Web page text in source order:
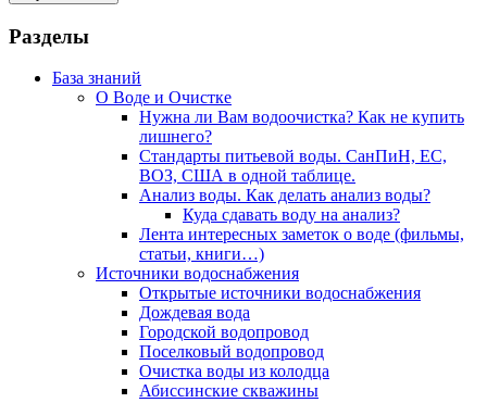
Разделы
База знаний
О Воде и Очистке
Нужна ли Вам водоочистка? Как не купить
лишнего?
Стандарты питьевой воды. СанПиН, ЕС,
ВОЗ, США в одной таблице.
Анализ воды. Как делать анализ воды?
Куда сдавать воду на анализ?
Лента интересных заметок о воде (фильмы,
статьи, книги…)
Источники водоснабжения
Открытые источники водоснабжения
Дождевая вода
Городской водопровод
Поселковый водопровод
Очистка воды из колодца
Абиссинские скважины